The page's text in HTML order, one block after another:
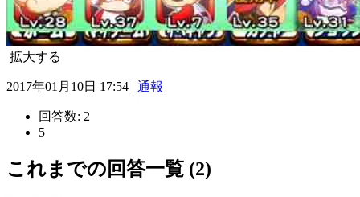
拡大する
2017年01月10日 17:54 | 通報
回答数: 2
5
これまでの回答一覧 (2)